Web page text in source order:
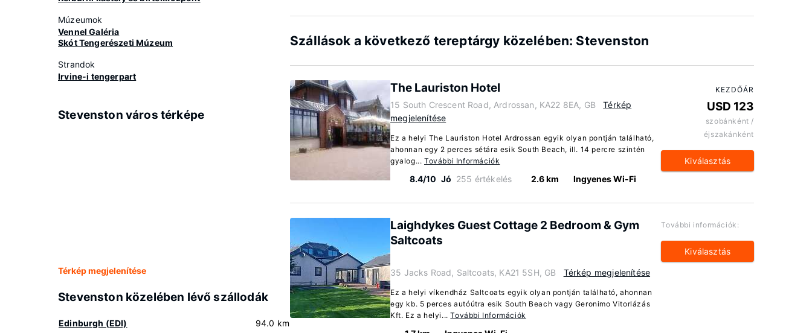
Múzeumok
Vennel Galéria
Skót Tengerészeti Múzeum
Strandok
Irvine-i tengerpart
Stevenston város térképe
Térkép megjelenítése
Stevenston közelében lévő szállodák
Edinburgh (EDI) 94.0 km
Szállások a következő tereptárgy közelében: Stevenston
The Lauriston Hotel
15 South Crescent Road, Ardrossan, KA22 8EA, GB
Térkép
megjelenítése
Ez a helyi The Lauriston Hotel Ardrossan egyik olyan pontján található,
ahonnan egy 2 perces sétára esik South Beach, ill. 14 percre szintén
gyalog... További Információk
8.4/10 Jó 255 értékelés 2.6 km Ingyenes Wi-Fi
KEZDŐÁR
USD 123
szobánként /
éjszakánként
Kiválasztás
Laighdykes Guest Cottage 2 Bedroom & Gym
Saltcoats
35 Jacks Road, Saltcoats, KA21 5SH, GB Térkép megjelenítése
Ez a helyi víkendház Saltcoats egyik olyan pontján található, ahonnan
egy kb. 5 perces autóútra esik South Beach vagy Geronimo Vitorlázás
Kft. Ez a helyi...További Információk
További információk:
Kiválasztás